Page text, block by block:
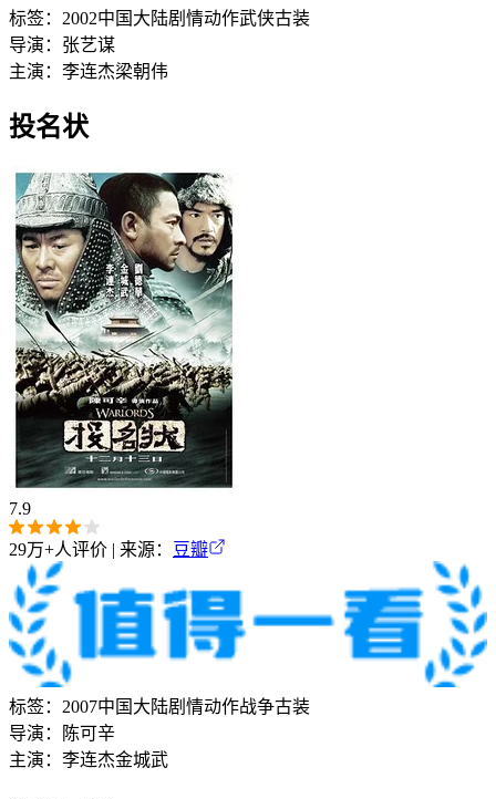
标签： 2002中国大陆剧情动作武侠古装
导演： 张艺谋
主演： 李连杰梁朝伟
投名状‎
7.9
29万+人评价 | 来源： 豆瓣
标签： 2007中国大陆剧情动作战争古装
导演：
陈可辛
主演： 李连杰金城武